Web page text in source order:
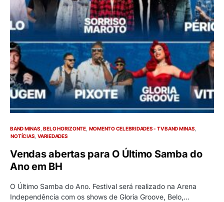
BAND MINAS BELO HORIZONTE MOMENTO CELEBRIDADES - TV BAND MINAS
NOTÍCIAS VARIEDADES
Vendas abertas para O Último Samba do
Ano em BH
O Último Samba do Ano. Festival será realizado na Arena
Independência com os shows de Gloria Groove, Belo,…